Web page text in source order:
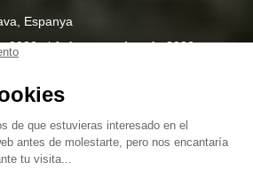
Espanya
2026al1 de novembre de 2026
vacances a la Costa
Brava